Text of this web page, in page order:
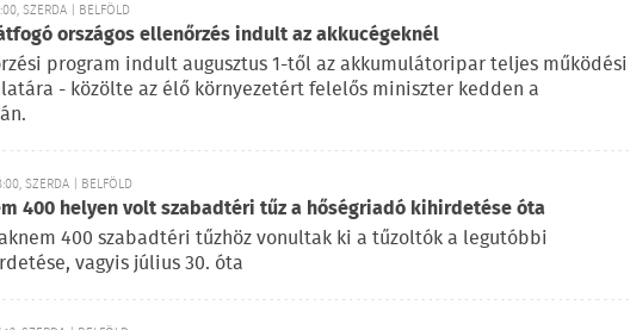
SZERDA | BELFÖLD
országos ellenőrzés indult az akkucégeknél
program indult augusztus 1-től az akkumulátoripar teljes működési
- közölte az élő környezetért felelős miniszter kedden a
SZERDA | BELFÖLD
400 helyen volt szabadtéri tűz a hőségriadó kihirdetése óta
400 szabadtéri tűzhöz vonultak ki a tűzoltók a legutóbbi
vagyis július 30. óta